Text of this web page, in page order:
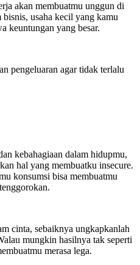
akan membuatmu unggun di
usaha kecil yang kamu
keuntungan yang besar.
pengeluaran agar tidak terlalu
kebahagiaan dalam hidupmu,
hal yang membuatku insecure.
konsumsi bisa membuatmu
cinta, sebaiknya ungkapkanlah
mungkin hasilnya tak seperti
merasa lega.